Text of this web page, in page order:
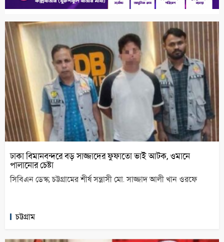
ঢাকা বিমানবন্দরে বড় সাজ্জাদের ফুফাতো ভাই আটক, ওমানে
পালানোর চেষ্টা
সিবিএন ডেস্ক; চট্টগ্রামের শীর্ষ সন্ত্রাসী মো. সাজ্জাদ আলী খান ওরফে
চট্টগ্রাম